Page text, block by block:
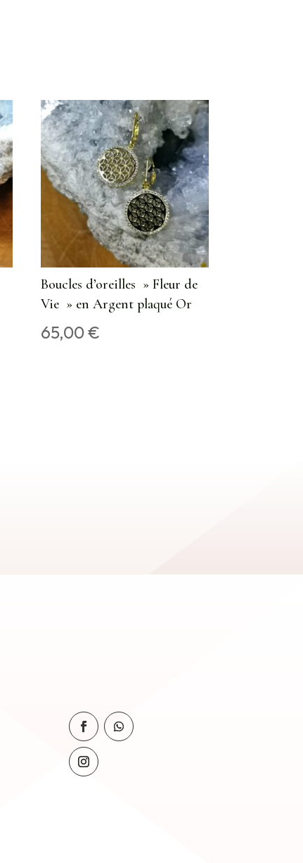
Boucles d’oreilles » Fleur de
Vie » en Argent plaqué Or
65,00€